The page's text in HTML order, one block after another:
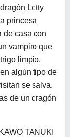
Letty
princesa
de casa con
vampiro que
limpio.
algún tipo de
se salva.
de un dragón
TANUKI